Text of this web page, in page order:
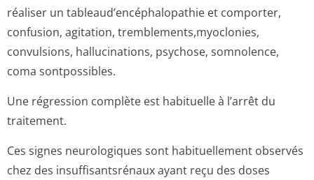
réaliser un tableaud’encép­halopathie et comporter,
confusion, agitation, tremblements,my­oclonies,
convulsions, hallucinations, psychose, somnolence,
coma sontpossibles.
Une régression complète est habituelle à l’arrêt du
traitement.
Ces signes neurologiques sont habituellement observés
chez des insuffisantsrénaux ayant reçu des doses